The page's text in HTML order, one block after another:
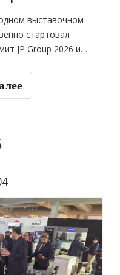
выставочном
стартовал
JP Group 2026 и